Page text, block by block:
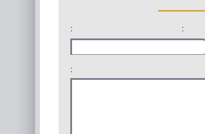
: :
: